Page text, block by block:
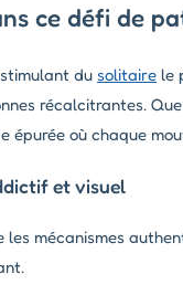
ce défi de
du solitaire le
récalcitrantes.
épurée où chaque
et visuel
les mécanismes